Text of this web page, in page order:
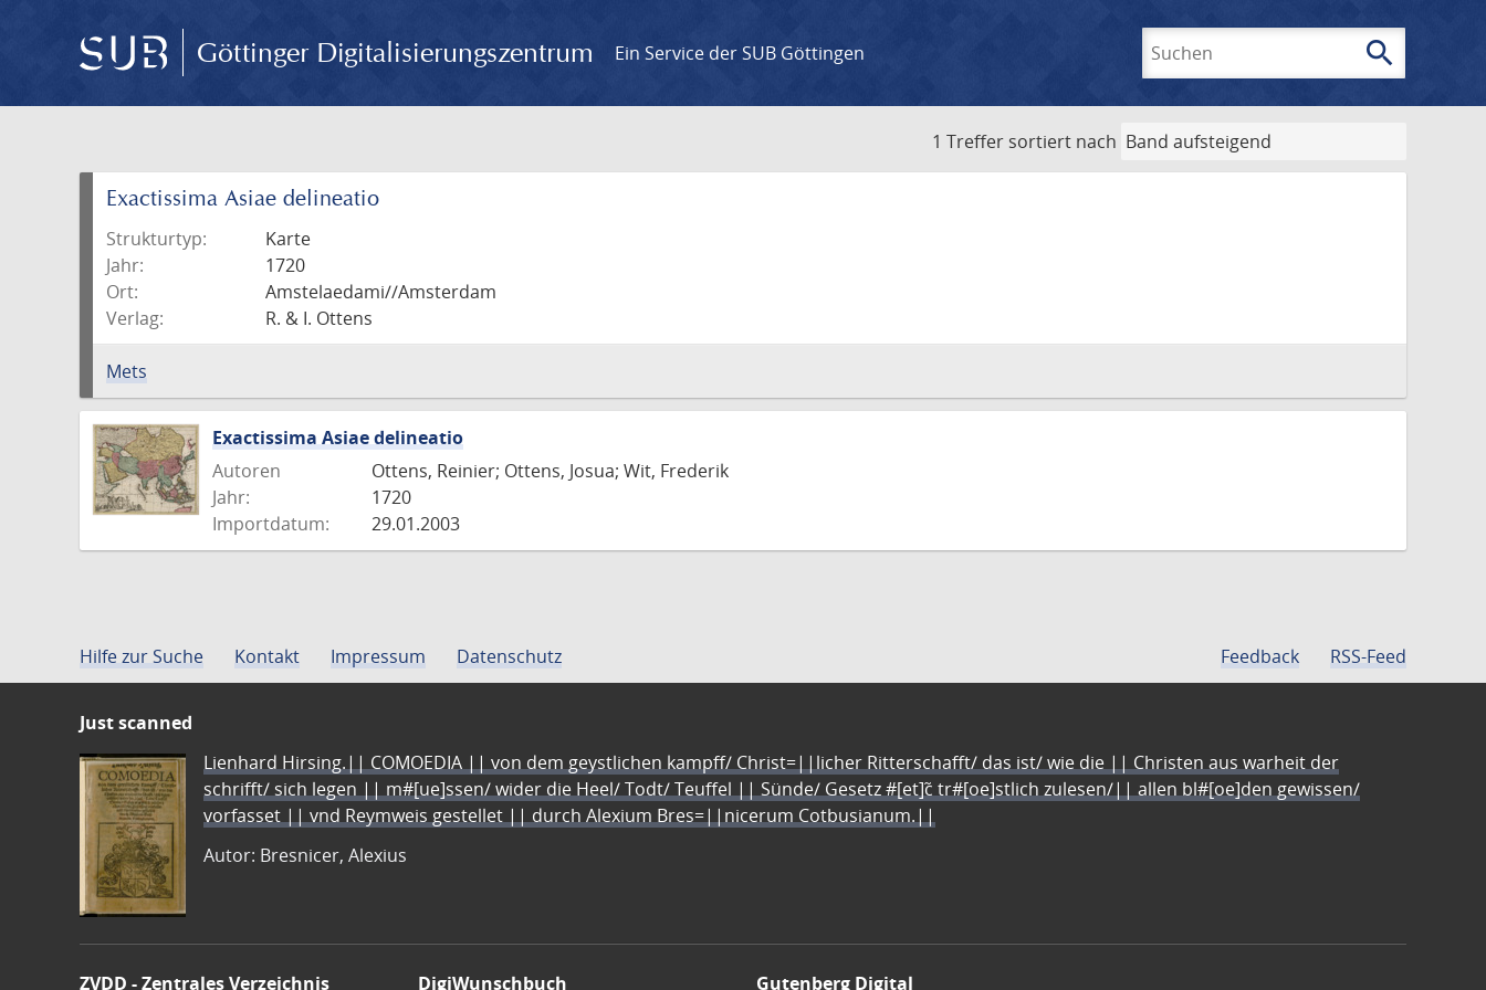
Göttinger Digitalisierungszentrum Ein Service der SUB Göttingen search
1 Treffer sortiert nach
Exactissima Asiae delineatio
Strukturtyp:
Karte
Jahr:
1720
Ort:
Amstelaedami//Amsterdam
Verlag:
R. & I. Ottens
Mets
Exactissima Asiae delineatio
Autoren
Ottens, Reinier; Ottens, Josua; Wit, Frederik
Jahr:
1720
Importdatum:
29.01.2003
Hilfe zur Suche Kontakt Impressum Datenschutz Feedback RSS-Feed
Just scanned
Lienhard Hirsing.|| COMOEDIA || von dem geystlichen kampff/ Christ=||licher Ritterschafft/ das ist/ wie die || Christen aus warheit der
schrifft/ sich legen || m#[ue]ssen/ wider die Heel/ Todt/ Teuffel || Sünde/ Gesetz #[et]c̃ tr#[oe]stlich zulesen/|| allen bl#[oe]den gewissen/
vorfasset || vnd Reymweis gestellet || durch Alexium Bres=||nicerum Cotbusianum.||
Autor: Bresnicer, Alexius
ZVDD - Zentrales Verzeichnis DigiWunschbuch Gutenberg Digital